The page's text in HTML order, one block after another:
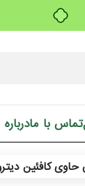
تماس با ما
کافئین دیترون